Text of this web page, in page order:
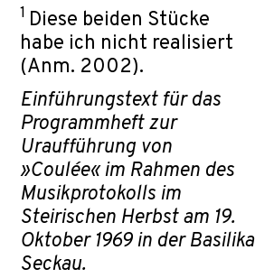
1 Diese beiden Stücke
habe ich nicht realisiert
(Anm. 2002).
Einführungstext für das
Programmheft zur
Uraufführung von
»Coulée« im Rahmen des
Musikprotokolls im
Steirischen Herbst am 19.
Oktober 1969 in der Basilika
Seckau.